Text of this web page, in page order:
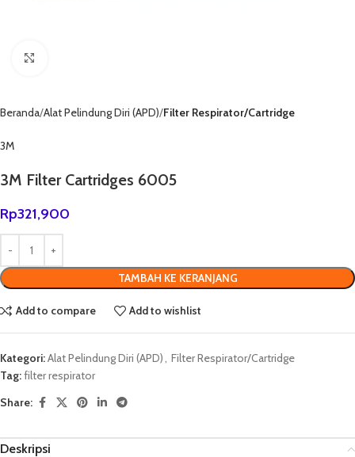
Beranda Alat Pelindung Diri (APD) Filter Respirator/Cartridge
3M
3M Filter Cartridges 6005
Rp321,900
TAMBAH KE KERANJANG
Add to compare Add to wishlist
Kategori:Alat Pelindung Diri (APD)
Filter Respirator/Cartridge
Tag:filter respirator
Share:
Deskripsi